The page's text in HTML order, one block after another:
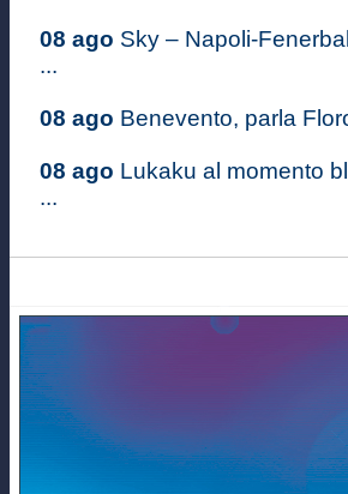
08 ago Sky – Napoli-
...
08 ago Benevento, parla
08 ago Lukaku al momento
...